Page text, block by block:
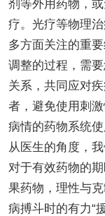
剂等外用药物，
疗。光疗等物理
多方面关注的重
调整的过程，需
关系，共同应对
者，避免使用刺
病情的药物系统使
从医生的角度，
对于有效药物的
果药物，理性与
病搏斗时的有力“